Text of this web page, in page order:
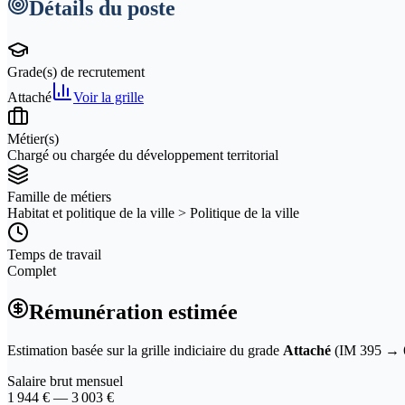
Détails du poste
Grade(s) de recrutement
Attaché
Voir la grille
Métier(s)
Chargé ou chargée du développement territorial
Famille de métiers
Habitat et politique de la ville > Politique de la ville
Temps de travail
Complet
Rémunération estimée
Estimation basée sur la grille indiciaire du grade Attaché (IM 395 →
Salaire brut mensuel
1 944 € — 3 003 €